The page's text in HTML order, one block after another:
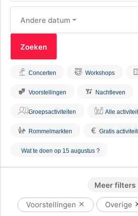
Andere datum
Concerten Workshops
Voorstellingen Nachtleven
Groepsactiviteiten Alle
Rommelmarkten € Gratis
Wat te doen op 15 augustus ?
Meer filters
Voorstellingen Overige